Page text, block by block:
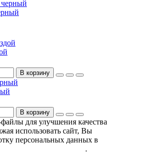
В корзину
В корзину
для улучшения качества
использовать сайт, Вы
персональных данных в
.